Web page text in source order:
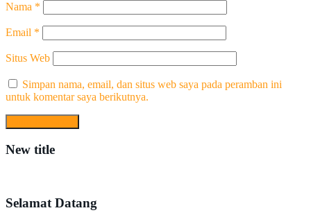
Nama *
Email *
Situs Web
Simpan nama, email, dan situs web saya pada peramban ini
untuk komentar saya berikutnya.
New title
Selamat Datang